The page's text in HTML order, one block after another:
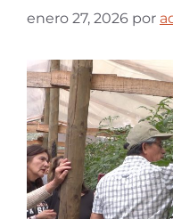
enero 27, 2026 por